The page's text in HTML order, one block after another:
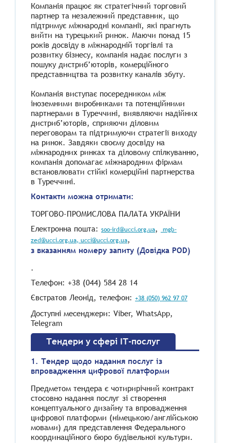
Компанія працює як стратегічний торговий
партнер та незалежний представник, що
підтримує міжнародні компанії, які прагнуть
вийти на турецький ринок. Маючи понад 15
років досвіду в міжнародній торгівлі та
розвитку бізнесу, компанія надає послуги з
пошуку дистриб’юторів, комерційного
представництва та розвитку каналів збуту.
Компанія виступає посередником між
іноземними виробниками та потенційними
партнерами в Туреччині, виявляючи надійних
дистриб’юторів, сприяючи діловим
переговорам та підтримуючи стратегії виходу
на ринок. Завдяки своєму досвіду на
міжнародних ринках та діловому спілкуванню,
компанія допомагає міжнародним фірмам
встановлювати стійкі комерційні партнерства
в Туреччині.
Контакти можна отримати:
ТОРГОВО-ПРОМИСЛОВА ПАЛАТА УКРАЇНИ
Електронна пошта: soo-ird@ucci.org.ua,
mgb-
zed@ucci.org.ua, ucci@ucci.org.ua,
з вказанням номеру запиту (Довідка POD)
.
Телефон: +38 (044) 584 28 14
Євстратов Леонід, телефон: +38 (050) 962 97 07
Доступні месенджери: Viber, WhatsApp,
Telegram
Тендери у сфері ІТ-послуг
1. Тендер щодо надання послуг із
впровадження цифрової платформи
Предметом тендера є чотирирічний контракт
стосовно надання послуг зі створення
концептуального дизайну та впровадження
цифрової платформи (німецькою/англійською
мовами) для представлення Федерального
координаційного бюро будівельної культури.